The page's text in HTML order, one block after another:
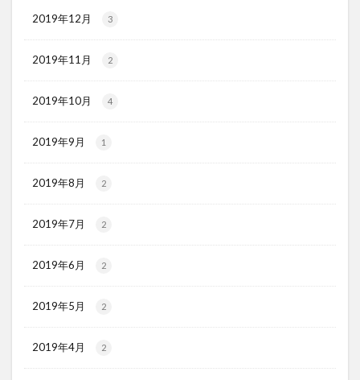
2019年12月 3
2019年11月 2
2019年10月 4
2019年9月 1
2019年8月 2
2019年7月 2
2019年6月 2
2019年5月 2
2019年4月 2